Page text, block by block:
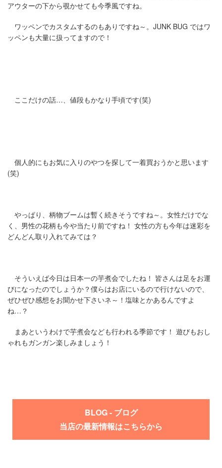
アウターの下から覗かせても今季風ですね。
ワッペンでカスタムするのもありですね～。JUNK BUG ではワ
ッペンも大量に扱ってますので！
ここだけの話…、値段もかなり手頃です(笑)
個人的にもお気に入りのやつを探して一着買おうかと思います
(笑)
やっぱり、柄物ブームは暫く続きそうですね～。女性だけでな
く、男性の花柄も今や当たり前ですね！ 女性の方も今年は迷彩を
どんどん取り入れてみては？
そういえば今日は日本一の芋煮会でしたね！ 皆さんは足をお運
びになったのでしょうか？僕らはお店にいるので行けないので、
ぜひぜひ感想をお聞かせ下さいネ～！塩味とかあるんですよ
ね…？
まあというわけで芋煮会なども行われる季節です！ 遊びもおし
ゃれもガンガン楽しみましょう！
BLOG - ブログ
当店の最新情報はこちらから